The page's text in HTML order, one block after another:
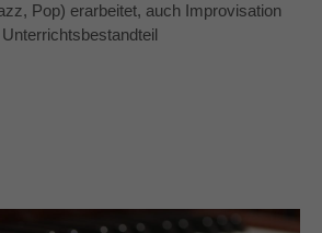
Pop) erarbeitet, auch Improvisation